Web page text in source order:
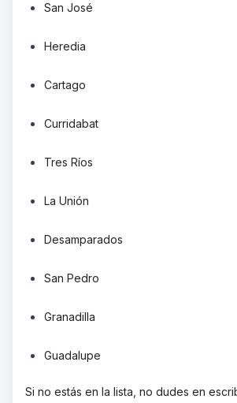
San José
Heredia
Cartago
Curridabat
Tres Ríos
La Unión
Desamparados
San Pedro
Granadilla
Guadalupe
Si no estás en la lista, no dudes en